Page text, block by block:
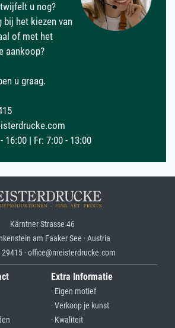
u nog?
bij het kiezen van
of met het
aankoop?
u graag.
16:00 | Fr: 7:00 - 13:00
Kärntner Strasse 46
am Faaker See · Austria
· office@meisterdrucke.com
Extra Informatie
· Eigen motief
· Verkoop je kunst
· Kwaliteit